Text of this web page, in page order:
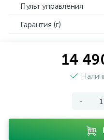
Пульт управления
Гарантия (г)
14
-